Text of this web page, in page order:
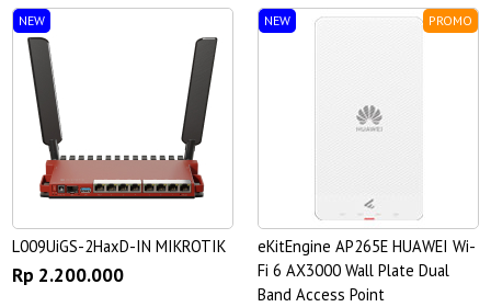
NEW
L009UiGS-2HaxD-IN MIKROTIK
Rp 2.200.000
NEW PROMO
eKitEngine AP265E HUAWEI Wi-
Fi 6 AX3000 Wall Plate Dual
Band Access Point